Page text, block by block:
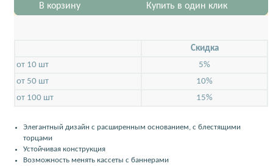
В корзину Купить в один клик
Скидкa
от 10 шт
5%
от 50 шт
10%
от 100 шт
15%
Элегантный дизайн с расширенным основанием, с блестящими
торцами
Устойчивая конструкция
Возможность менять кассеты с баннерами